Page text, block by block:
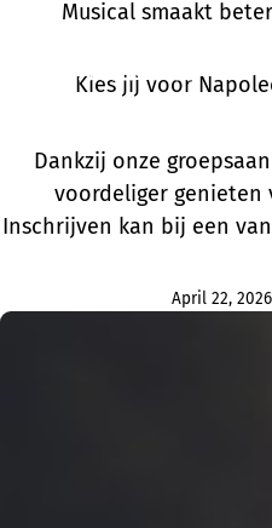
Musical smaakt
Kies jij voor
Dankzij onze
voordeliger genieten
Inschrijven kan bij een
April 22,